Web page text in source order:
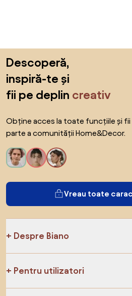
Descoperă,
inspiră-te și
fii pe deplin creativ
Obține acces la toate funcțiile și fii
parte a comunității Home&Decor.
Vreau toate
Despre Biano
Pentru utilizatori